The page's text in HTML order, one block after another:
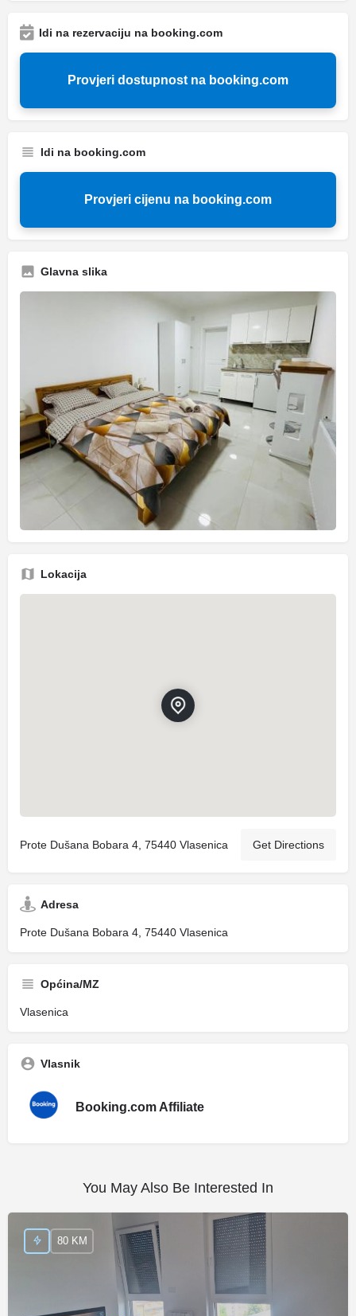
Idi na rezervaciju na booking.com
Provjeri dostupnost na booking.com
Idi na booking.com
Provjeri cijenu na booking.com
Glavna slika
Lokacija
Prote Dušana Bobara 4, 75440 Vlasenica Get Directions
Adresa
Prote Dušana Bobara 4, 75440 Vlasenica
Općina/MZ
Vlasenica
Vlasnik
Booking.com Affiliate
You May Also Be Interested In
80 KM